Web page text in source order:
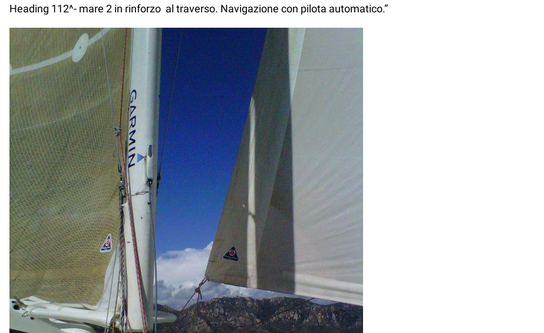
Heading 112^- mare 2 in rinforzo al traverso. Navigazione con pilota automatico.”